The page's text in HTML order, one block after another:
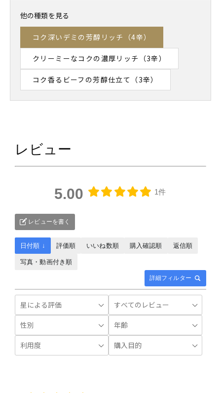
他の種類を見る
コク深いデミの芳醇リッチ（4辛）
クリーミーなコクの濃厚リッチ（3辛）
コク香るビーフの芳醇仕立て（3辛）
レビュー
5.00 1件
レビューを書く
詳細フィルター
日付順 ↓ 評価順 いいね数順 購入確認順 返信順
写真・動画付き順